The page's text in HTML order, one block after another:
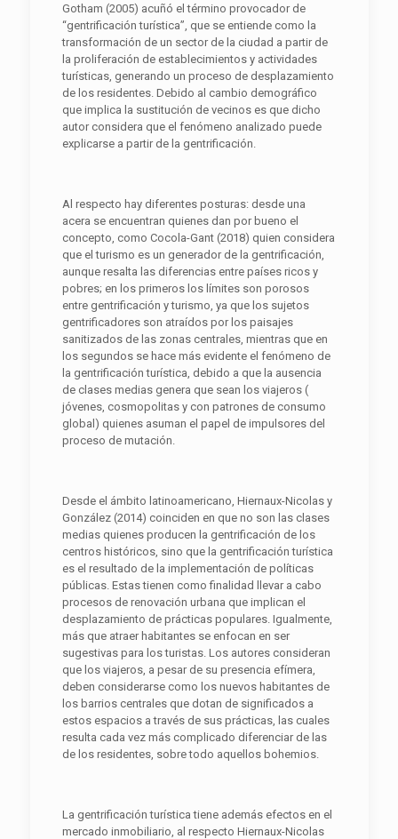
Gotham (2005) acuñó el término provocador de
“gentrificación turística”, que se entiende como la
transformación de un sector de la ciudad a partir de
la proliferación de establecimientos y actividades
turísticas, generando un proceso de desplazamiento
de los residentes. Debido al cambio demográfico
que implica la sustitución de vecinos es que dicho
autor considera que el fenómeno analizado puede
explicarse a partir de la gentrificación.
Al respecto hay diferentes posturas: desde una
acera se encuentran quienes dan por bueno el
concepto, como Cocola-Gant (2018) quien considera
que el turismo es un generador de la gentrificación,
aunque resalta las diferencias entre países ricos y
pobres; en los primeros los límites son porosos
entre gentrificación y turismo, ya que los sujetos
gentrificadores son atraídos por los paisajes
sanitizados de las zonas centrales, mientras que en
los segundos se hace más evidente el fenómeno de
la gentrificación turística, debido a que la ausencia
de clases medias genera que sean los viajeros (
jóvenes, cosmopolitas y con patrones de consumo
global) quienes asuman el papel de impulsores del
proceso de mutación.
Desde el ámbito latinoamericano, Hiernaux-Nicolas y
González (2014) coinciden en que no son las clases
medias quienes producen la gentrificación de los
centros históricos, sino que la gentrificación turística
es el resultado de la implementación de políticas
públicas. Estas tienen como finalidad llevar a cabo
procesos de renovación urbana que implican el
desplazamiento de prácticas populares. Igualmente,
más que atraer habitantes se enfocan en ser
sugestivas para los turistas. Los autores consideran
que los viajeros, a pesar de su presencia efímera,
deben considerarse como los nuevos habitantes de
los barrios centrales que dotan de significados a
estos espacios a través de sus prácticas, las cuales
resulta cada vez más complicado diferenciar de las
de los residentes, sobre todo aquellos bohemios.
La gentrificación turística tiene además efectos en el
mercado inmobiliario, al respecto Hiernaux-Nicolas